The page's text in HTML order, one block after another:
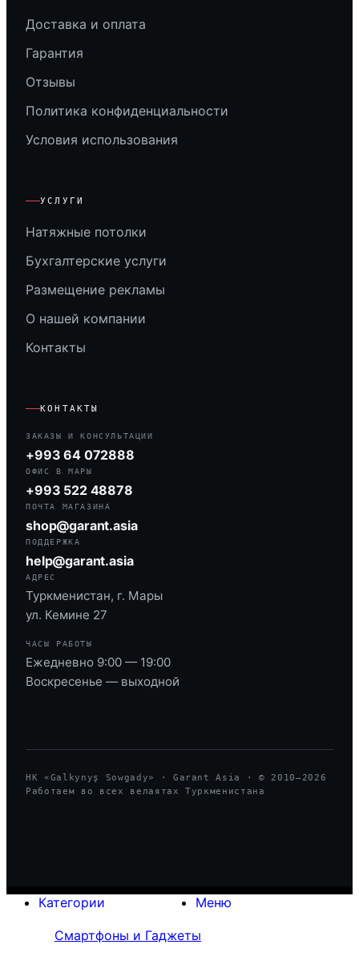
Доставка и оплата
Гарантия
Отзывы
Политика конфиденциальности
Условия использования
УСЛУГИ
Натяжные потолки
Бухгалтерские услуги
Размещение рекламы
О нашей компании
Контакты
КОНТАКТЫ
ЗАКАЗЫ И КОНСУЛЬТАЦИИ
+993 64 072888
ОФИС В МАРЫ
+993 522 48878
ПОЧТА МАГАЗИНА
shop@garant.asia
ПОДДЕРЖКА
help@garant.asia
АДРЕС
Туркменистан, г. Мары
ул. Кемине 27
ЧАСЫ РАБОТЫ
Ежедневно 9:00 — 19:00
Воскресенье — выходной
HK «Galkynyş Sowgady» · Garant Asia · © 2010—2026
Работаем во всех велаятах Туркменистана
Меню
Категории
Смартфоны и Гаджеты